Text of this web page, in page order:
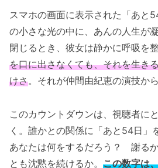
スマホの画面に表示された「あと
の小さな光の中に、あんの人生が
閉じるとき、彼女は静かに呼吸を整
を口に出さなくても、それを生き
けさ。それが仲間由紀恵の演技か
このカウントダウンは、視聴者に
く。誰かとの関係に「あと54日」
あなたは何をするだろう？ 謝る
とも沈黙を続けるか。 この数字は